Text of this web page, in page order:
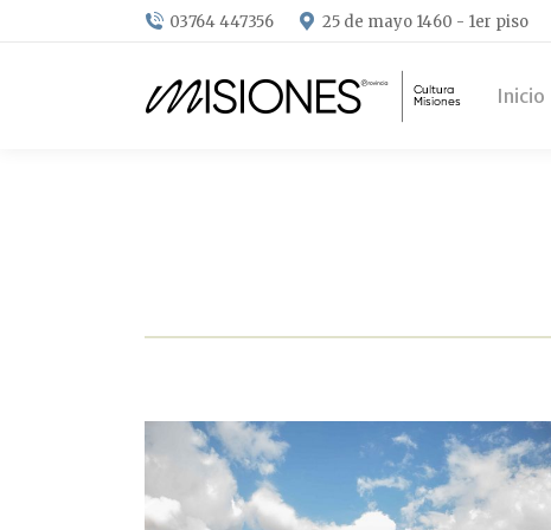
03764 447356 25 de mayo 1460 - 1er piso
Inicio